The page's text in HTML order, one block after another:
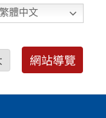
繁體中文
網站導覽